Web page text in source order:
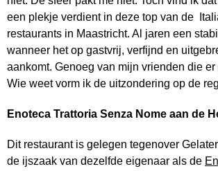
een plekje verdient in deze top van de
restaurants in Maastricht. Al jaren een
wanneer het op gastvrij, verfijnd en
aankomt. Genoeg van mijn vrienden die er
Wie weet vorm ik de uitzondering op de
Enoteca Trattoria Senza Nome aan de
Dit restaurant is gelegen tegenover
de ijszaak van dezelfde eigenaar als de